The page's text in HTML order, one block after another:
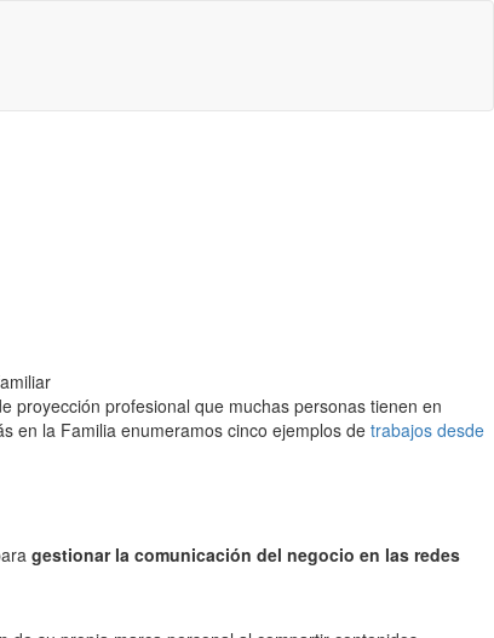
proyección profesional que muchas personas tienen en
en la Familia enumeramos cinco ejemplos de trabajos desde
gestionar la comunicación del negocio en las redes